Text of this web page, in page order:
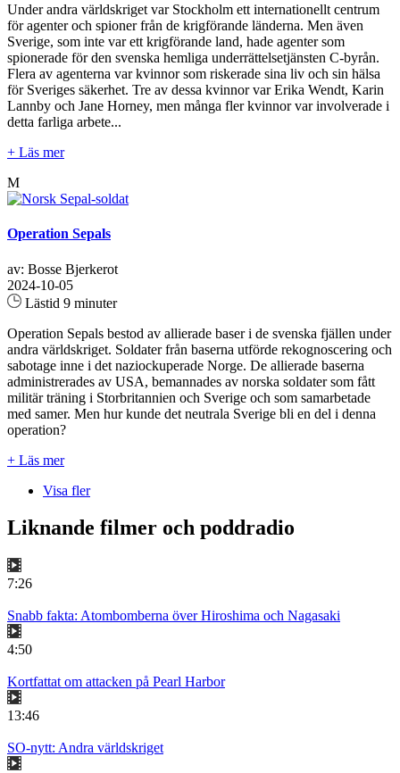
Under andra världskriget var Stockholm ett internationellt centrum
för agenter och spioner från de krigförande länderna. Men även
Sverige, som inte var ett krigförande land, hade agenter som
spionerade för den svenska hemliga underrättelsetjänsten C-byrån.
Flera av agenterna var kvinnor som riskerade sina liv och sin hälsa
för Sveriges säkerhet. Tre av dessa kvinnor var Erika Wendt, Karin
Lannby och Jane Horney, men många fler kvinnor var involverade i
detta farliga arbete...
+ Läs mer
M
Operation Sepals
av: Bosse Bjerkerot
2024-10-05
Lästid 9 minuter
Operation Sepals bestod av allierade baser i de svenska fjällen under
andra världskriget. Soldater från baserna utförde rekognoscering och
sabotage inne i det naziockuperade Norge. De allierade baserna
administrerades av USA, bemannades av norska soldater som fått
militär träning i Storbritannien och Sverige och som samarbetade
med samer. Men hur kunde det neutrala Sverige bli en del i denna
operation?
+ Läs mer
Visa fler
Liknande filmer och poddradio
7:26
Snabb fakta: Atombomberna över Hiroshima och Nagasaki
4:50
Kortfattat om attacken på Pearl Harbor
13:46
SO-nytt: Andra världskriget